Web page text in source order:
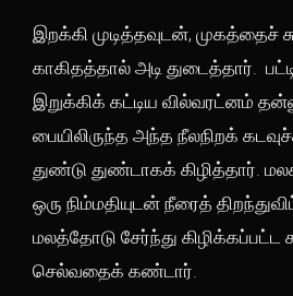
இறக்கி முடித்தவுடன், முகத்தைச்
காகிதத்தால் அடி துடைத்தார்.
இறுக்கிக் கட்டிய வில்வரட்னம்
பையிலிருந்த அந்த நீலநிறக்
துண்டு துண்டாகக் கிழித்தார்.
ஒரு நிம்மதியுடன் நீரைத்
மலத்தோடு சேர்ந்து கிழிக்கப்பட்ட
செல்வதைக் கண்டார்.